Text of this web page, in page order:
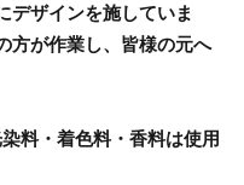
デザインを施していま
方が作業し、皆様の元へ
料・着色料・香料は使用